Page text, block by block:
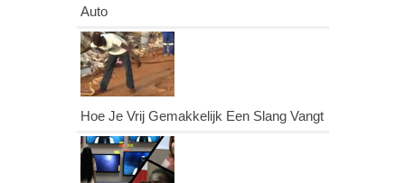
Auto
Hoe Je Vrij Gemakkelijk Een Slang Vangt